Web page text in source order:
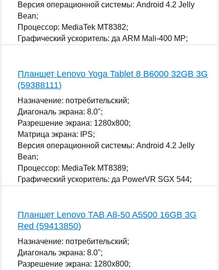
Версия операционной системы: Android 4.2 Jelly
Bean;
Процессор: MediaTek MT8382;
Графический ускоритель: да ARM Mali-400 MP;
Планшет Lenovo Yoga Tablet 8 B6000 32GB 3G
(59388111)
Назначение: потребительский;
Диагональ экрана: 8.0";
Разрешение экрана: 1280x800;
Матрица экрана: IPS;
Версия операционной системы: Android 4.2 Jelly
Bean;
Процессор: MediaTek MT8389;
Графический ускоритель: да PowerVR SGX 544;
Планшет Lenovo TAB A8-50 A5500 16GB 3G
Red (59413850)
Назначение: потребительский;
Диагональ экрана: 8.0";
Разрешение экрана: 1280x800;